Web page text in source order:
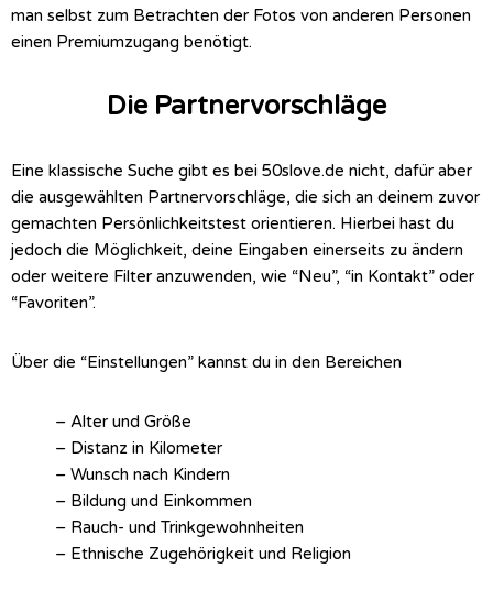
man selbst zum Betrachten der Fotos von anderen Personen
einen Premiumzugang benötigt.
Die Partnervorschläge
Eine klassische Suche gibt es bei 50slove.de nicht, dafür aber
die ausgewählten Partnervorschläge, die sich an deinem zuvor
gemachten Persönlichkeitstest orientieren. Hierbei hast du
jedoch die Möglichkeit, deine Eingaben einerseits zu ändern
oder weitere Filter anzuwenden, wie “Neu”, “in Kontakt” oder
“Favoriten”.
Über die “Einstellungen” kannst du in den Bereichen
– Alter und Größe
– Distanz in Kilometer
– Wunsch nach Kindern
– Bildung und Einkommen
– Rauch- und Trinkgewohnheiten
– Ethnische Zugehörigkeit und Religion